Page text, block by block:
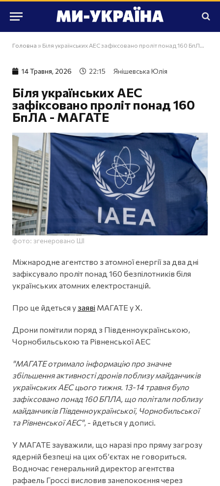
Головна » Біля українських АЕС зафіксовано проліт понад 160 БпЛА - МАГАТЕ
14 Травня, 2026 22:15 Янішевська Юлія
Біля українських АЕС
зафіксовано проліт понад 160
БпЛА - МАГАТЕ
фото: згенеровано ШІ
Міжнародне агентство з атомної енергії за два дні
зафіксувало проліт понад 160 безпілотників біля
українських атомних електростанцій.
Про це йдеться у заяві МАГАТЕ у Х.
Дрони помітили поряд з Південноукраїнською,
Чорнобильською та Рівненської АЕС
"МАГАТЕ отримало інформацію про значне
збільшення активності дронів поблизу майданчиків
українських АЕС цього тижня. 13-14 травня було
зафіксовано понад 160 БПЛА, що політали поблизу
майданчиків Південноукраїнської, Чорнобильської
та Рівненської АЕС", - йдеться у дописі.
У МАГАТЕ зауважили, що наразі про пряму загрозу
ядерній безпеці на цих об’єктах не говориться.
Водночас генеральний директор агентства
рафаель Гроссі висловив занепокоєння через